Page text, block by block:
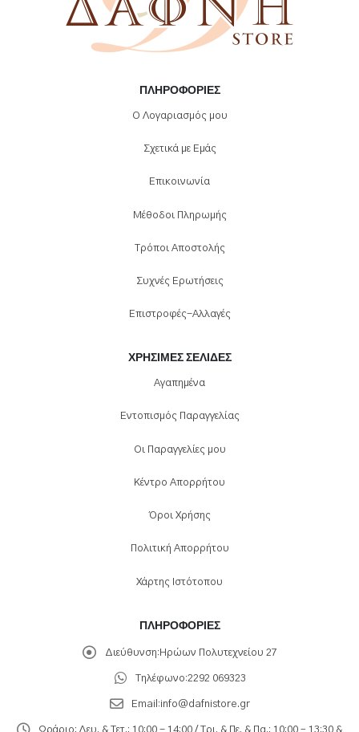
ΠΛΗΡΟΦΟΡΊΕΣ
Ο Λογαριασμός μου
Σχετικά με Εμάς
Επικοινωνία
Μέθοδοι Πληρωμής
Τρόποι Αποστολής
Συχνές Ερωτήσεις
Επιστροφές-Αλλαγές
ΧΡΉΣΙΜΕΣ ΣΕΛΊΔΕΣ
Αγαπημένα
Εντοπισμός Παραγγελίας
Οι Παραγγελίες μου
Κέντρο Απορρήτου
Όροι Χρήσης
Πολιτική Απορρήτου
Χάρτης Ιστότοπου
ΠΛΗΡΟΦΟΡΊΕΣ
Διεύθυνση: Ηρώων Πολυτεχνείου 27
Τηλέφωνο:2292 069323
Email:info@dafnistore.gr